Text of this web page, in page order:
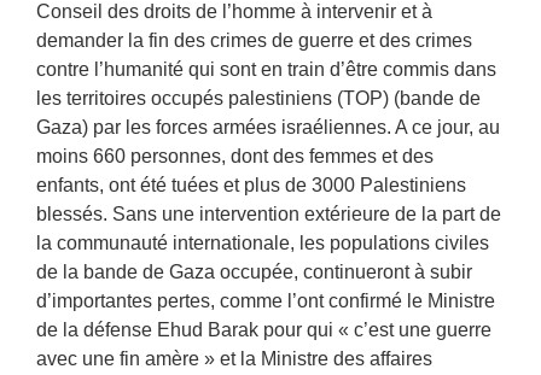
Conseil des droits de l’homme à intervenir et à
demander la fin des crimes de guerre et des crimes
contre l’humanité qui sont en train d’être commis dans
les territoires occupés palestiniens (TOP) (bande de
Gaza) par les forces armées israéliennes. A ce jour, au
moins 660 personnes, dont des femmes et des
enfants, ont été tuées et plus de 3000 Palestiniens
blessés. Sans une intervention extérieure de la part de
la communauté internationale, les populations civiles
de la bande de Gaza occupée, continueront à subir
d’importantes pertes, comme l’ont confirmé le Ministre
de la défense Ehud Barak pour qui « c’est une guerre
avec une fin amère » et la Ministre des affaires